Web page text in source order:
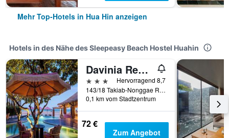
Mehr Top-Hotels in Hua Hin anzeigen
Hotels in des Nähe des Sleepeasy Beach Hostel Huahin
Davinia Resort Hua Hin
3 Sterne
Hervorragend 8,7
143/18 Takiab-Nonggae Road, Nong gae, Prachuabkirikhan, Hua Hin, Thailand
0,1 km vom Stadtzentrum
72 €
Zum Angebot